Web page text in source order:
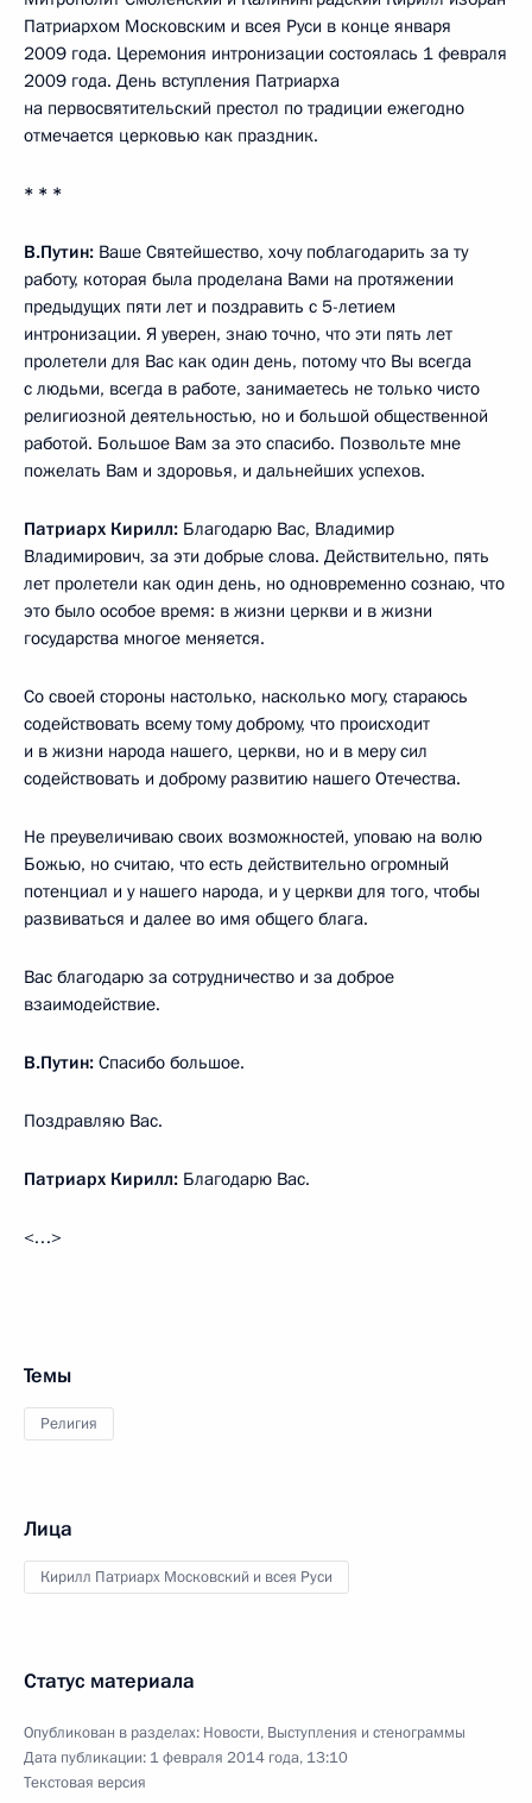
Патриархом Московским и всея Руси в конце января
2009 года. Церемония интронизации состоялась 1 февраля
2009 года. День вступления Патриарха
на первосвятительский престол по традиции ежегодно
отмечается церковью как праздник.
* * *
В.Путин: Ваше Святейшество, хочу поблагодарить за ту
работу, которая была проделана Вами на протяжении
предыдущих пяти лет и поздравить с 5-летием
интронизации. Я уверен, знаю точно, что эти пять лет
пролетели для Вас как один день, потому что Вы всегда
с людьми, всегда в работе, занимаетесь не только чисто
религиозной деятельностью, но и большой общественной
работой. Большое Вам за это спасибо. Позвольте мне
пожелать Вам и здоровья, и дальнейших успехов.
Патриарх Кирилл: Благодарю Вас, Владимир
Владимирович, за эти добрые слова. Действительно, пять
лет пролетели как один день, но одновременно сознаю, что
это было особое время: в жизни церкви и в жизни
государства многое меняется.
Со своей стороны настолько, насколько могу, стараюсь
содействовать всему тому доброму, что происходит
и в жизни народа нашего, церкви, но и в меру сил
содействовать и доброму развитию нашего Отечества.
Не преувеличиваю своих возможностей, уповаю на волю
Божью, но считаю, что есть действительно огромный
потенциал и у нашего народа, и у церкви для того, чтобы
развиваться и далее во имя общего блага.
Вас благодарю за сотрудничество и за доброе
взаимодействие.
В.Путин: Спасибо большое.
Поздравляю Вас.
Патриарх Кирилл: Благодарю Вас.
<…>
Темы
Религия
Лица
Кирилл Патриарх Московский и всея Руси
Статус материала
Опубликован в разделах: Новости, Выступления и стенограммы
Дата публикации: 1 февраля 2014 года, 13:10
Текстовая версия